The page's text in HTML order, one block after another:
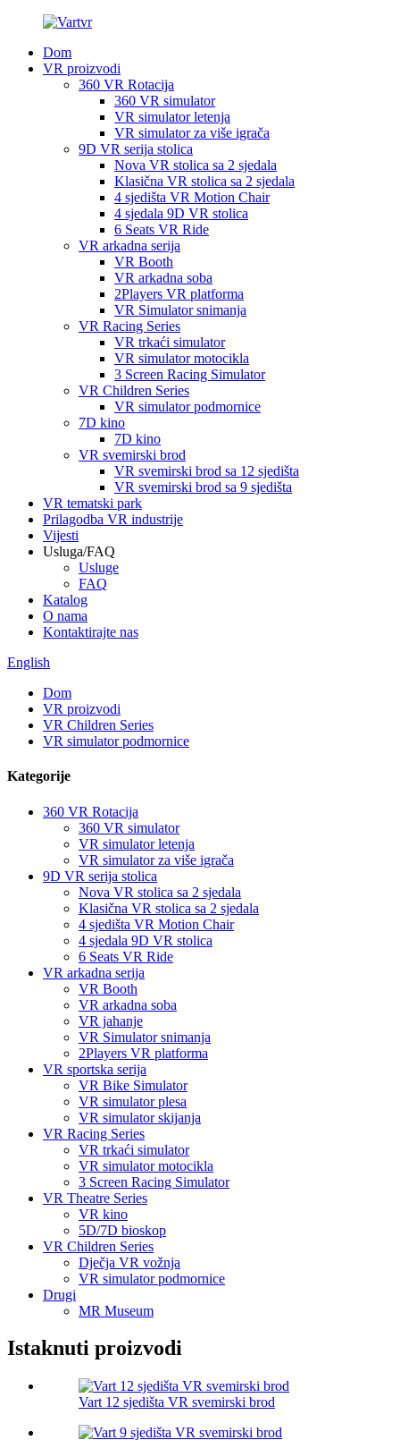
Dom
VR proizvodi
360 VR Rotacija
360 VR simulator
VR simulator letenja
VR simulator za više igrača
9D VR serija stolica
Nova VR stolica sa 2 sjedala
Klasična VR stolica sa 2 sjedala
4 sjedišta VR Motion Chair
4 sjedala 9D VR stolica
6 Seats VR Ride
VR arkadna serija
VR Booth
VR arkadna soba
2Players VR platforma
VR Simulator snimanja
VR Racing Series
VR trkaći simulator
VR simulator motocikla
3 Screen Racing Simulator
VR Children Series
VR simulator podmornice
7D kino
7D kino
VR svemirski brod
VR svemirski brod sa 12 sjedišta
VR svemirski brod sa 9 sjedišta
VR tematski park
Prilagodba VR industrije
Vijesti
Usluga/FAQ
Usluge
FAQ
Katalog
O nama
Kontaktirajte nas
English
Dom
VR proizvodi
VR Children Series
VR simulator podmornice
Kategorije
360 VR Rotacija
360 VR simulator
VR simulator letenja
VR simulator za više igrača
9D VR serija stolica
Nova VR stolica sa 2 sjedala
Klasična VR stolica sa 2 sjedala
4 sjedišta VR Motion Chair
4 sjedala 9D VR stolica
6 Seats VR Ride
VR arkadna serija
VR Booth
VR arkadna soba
VR jahanje
VR Simulator snimanja
2Players VR platforma
VR sportska serija
VR Bike Simulator
VR simulator plesa
VR simulator skijanja
VR Racing Series
VR trkaći simulator
VR simulator motocikla
3 Screen Racing Simulator
VR Theatre Series
VR kino
5D/7D bioskop
VR Children Series
Dječja VR vožnja
VR simulator podmornice
Drugi
MR Museum
Istaknuti proizvodi
Vart 12 sjedišta VR svemirski brod